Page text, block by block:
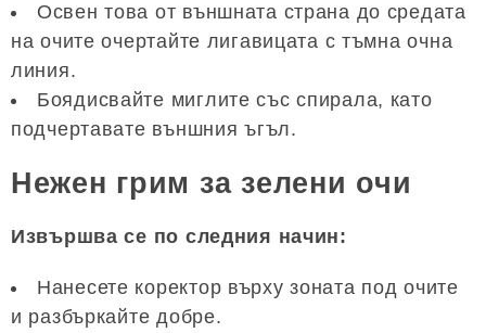
Освен това от външната страна до средата
на очите очертайте лигавицата с тъмна очна
линия.
Боядисвайте миглите със спирала, като
подчертавате външния ъгъл.
Нежен грим за зелени очи
Извършва се по следния начин:
Нанесете коректор върху зоната под очите
и разбъркайте добре.